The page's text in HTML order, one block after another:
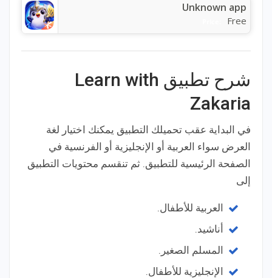
Unknown app
Free
شرح تطبيق Learn with
Zakaria
في البداية عقب تحميلك التطبيق يمكنك اختيار لغة
العرض سواء العربية أو الإنجليزية أو الفرنسية في
الصفحة الرئيسية للتطبيق. ثم تنقسم محتويات التطبيق
إلى
العربية للأطفال.
أناشيد.
المسلم الصغير.
الإنجليزية للأطفال.